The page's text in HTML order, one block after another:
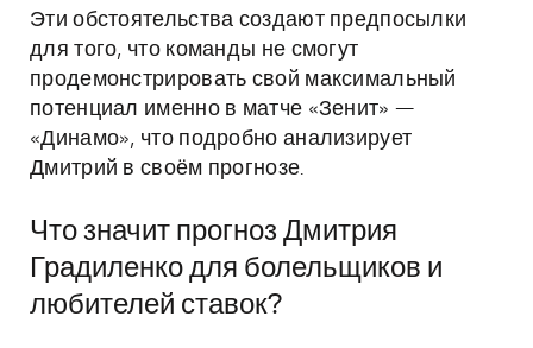
Эти обстоятельства создают предпосылки
для того, что команды не смогут
продемонстрировать свой максимальный
потенциал именно в матче «Зенит» —
«Динамо», что подробно анализирует
Дмитрий в своём прогнозе.
Что значит прогноз Дмитрия
Градиленко для болельщиков и
любителей ставок?